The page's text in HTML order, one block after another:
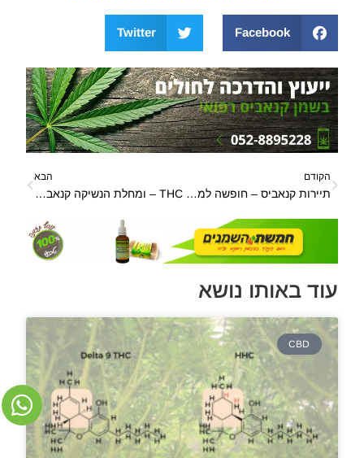
Facebook
Twitter
הקודם
תיירות קנאביס – חופשה למעשני קנאביס
הבא
THC – ומחלת הנשיקה קנאביס רפואי כנשק יעיל למחלת הנשיקה
עוד באותו נושא
CBD